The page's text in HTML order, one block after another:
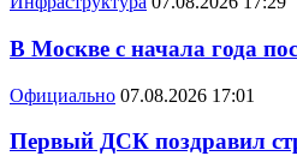
В Москве с начала года
Официально 07.08.2026 17:01
Первый ДСК поздравил